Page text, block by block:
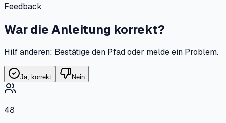
Feedback
War die Anleitung korrekt?
Hilf anderen: Bestätige den Pfad oder melde ein Problem.
Ja, korrekt Nein
48